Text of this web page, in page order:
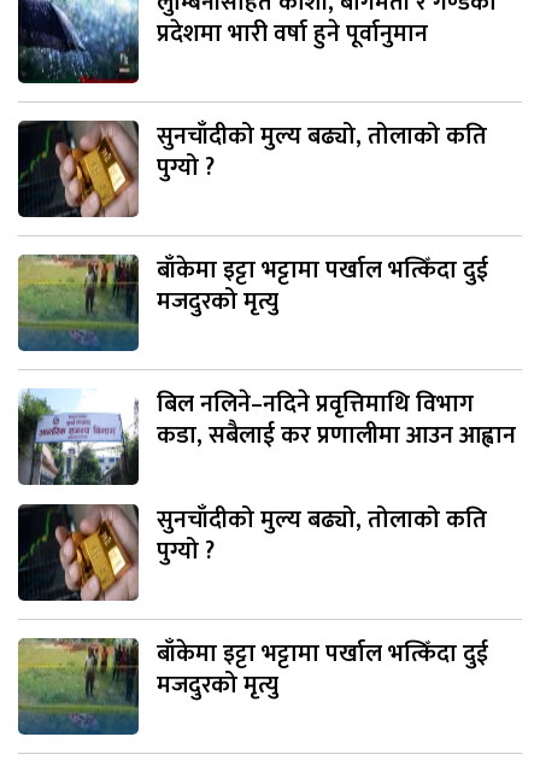
प्रदेशमा भारी वर्षा हुने पूर्वानुमान
सुनचाँदीको मुल्य बढ्यो, तोलाको कति
पुग्यो ?
बाँकेमा इट्टा भट्टामा पर्खाल भत्किँदा दुई
मजदुरको मृत्यु
बिल नलिने–नदिने प्रवृत्तिमाथि विभाग
कडा, सबैलाई कर प्रणालीमा आउन आह्वान
सुनचाँदीको मुल्य बढ्यो, तोलाको कति
पुग्यो ?
बाँकेमा इट्टा भट्टामा पर्खाल भत्किँदा दुई
मजदुरको मृत्यु